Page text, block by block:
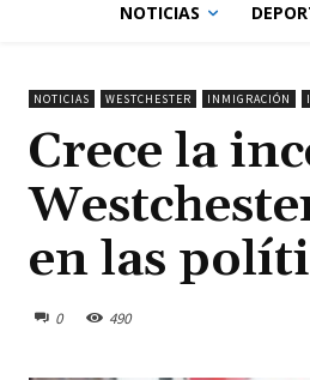
NOTICIAS
NOTICIAS WESTCHESTER INMIGRACIÓN
Crece la
en las
0 490